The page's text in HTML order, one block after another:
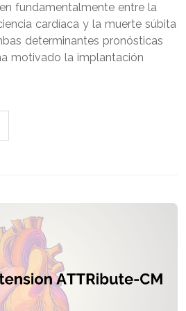
fundamentalmente entre la
cardíaca y la muerte súbita
determinantes pronósticas
motivado la implantación